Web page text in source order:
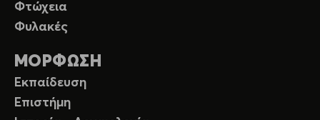
Φτώχεια
Φυλακές
ΜΟΡΦΩΣΗ
Εκπαίδευση
Επιστήμη